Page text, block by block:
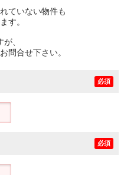
ていない物件も
す。
、
問合せ下さい。
必須
必須